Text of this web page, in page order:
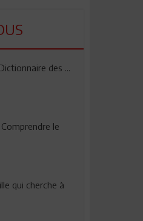
des ...
le
qui cherche à